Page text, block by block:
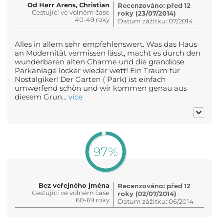
Od Herr Arens, Christian
Cestující ve volném čase
40-49 roky
Recenzováno: před 12
roky (23/07/2014)
Datum zážitku: 07/2014
Alles in allem sehr empfehlenswert. Was das Haus
an Modernität vermissen lässt, macht es durch den
wunderbaren alten Charme und die grandiose
Parkanlage locker wieder wett! Ein Traum für
Nostalgiker! Der Garten ( Park) ist einfach
umwerfend schön und wir kommen genau aus
diesem Grun... více
97%
Bez veřejného jména
Cestující ve volném čase
60-69 roky
Recenzováno: před 12
roky (02/07/2014)
Datum zážitku: 06/2014